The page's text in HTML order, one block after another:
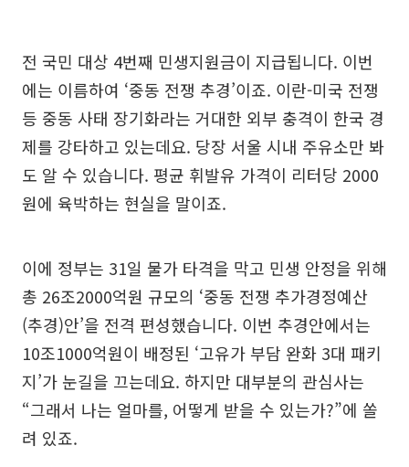
전 국민 대상 4번째 민생지원금이 지급됩니다. 이번
에는 이름하여 ‘중동 전쟁 추경’이죠. 이란-미국 전쟁
등 중동 사태 장기화라는 거대한 외부 충격이 한국 경
제를 강타하고 있는데요. 당장 서울 시내 주유소만 봐
도 알 수 있습니다. 평균 휘발유 가격이 리터당 2000
원에 육박하는 현실을 말이죠.
이에 정부는 31일 물가 타격을 막고 민생 안정을 위해
총 26조2000억원 규모의 ‘중동 전쟁 추가경정예산
(추경)안’을 전격 편성했습니다. 이번 추경안에서는
10조1000억원이 배정된 ‘고유가 부담 완화 3대 패키
지’가 눈길을 끄는데요. 하지만 대부분의 관심사는
“그래서 나는 얼마를, 어떻게 받을 수 있는가?”에 쏠
려 있죠.